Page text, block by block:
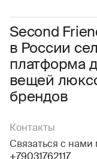
Second
в России
платформа
вещей
брендов
Контакты
Связаться с нами
Соглашаюсь с
Даю согласие на